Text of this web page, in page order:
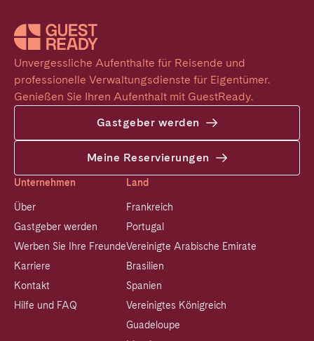
Unvergessliche Aufenthalte für Reisende und
professionelle Verwaltungsdienste für Eigentümer.
Genießen Sie Ihren Aufenthalt mit GuestReady.
Gastgeber werden
Meine Reservierungen
Unternehmen
Über
Gastgeber werden
Werben Sie Ihre Freunde
Karriere
Kontakt
Hilfe und FAQ
Land
Frankreich
Portugal
Vereinigte Arabische Emirate
Brasilien
Spanien
Vereinigtes Königreich
Guadeloupe